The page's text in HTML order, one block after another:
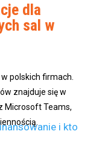
dla
sal w
polskich firmach.
znajduje się w
Microsoft Teams,